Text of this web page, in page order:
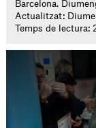
Barcelona.
Actualitzat:
Temps de lectura: